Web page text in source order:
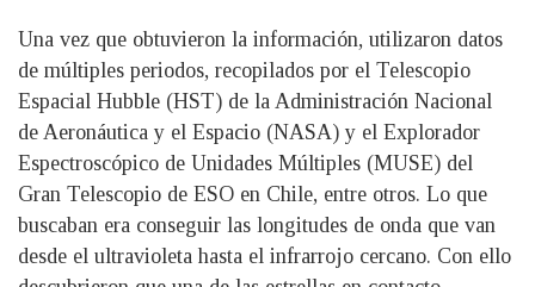
Una vez que obtuvieron la información, utilizaron datos
de múltiples periodos, recopilados por el Telescopio
Espacial Hubble (HST) de la Administración Nacional
de Aeronáutica y el Espacio (NASA) y el Explorador
Espectroscópico de Unidades Múltiples (MUSE) del
Gran Telescopio de ESO en Chile, entre otros. Lo que
buscaban era conseguir las longitudes de onda que van
desde el ultravioleta hasta el infrarrojo cercano. Con ello